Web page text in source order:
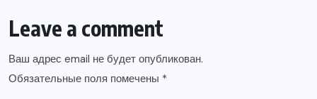
Leave a comment
Ваш адрес email не будет опубликован.
Обязательные поля помечены *